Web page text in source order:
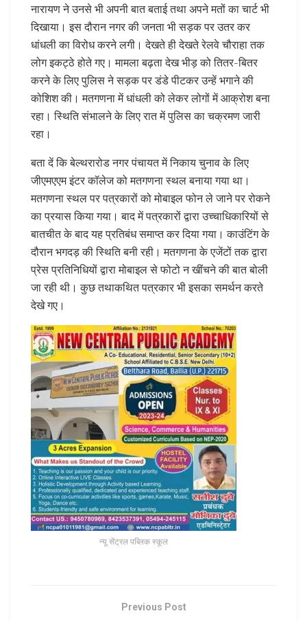
नारायण ने उनसे भी अपनी बात बताई तथा अपने मतों का चार्ट भी
दिखाया। इस दौरान नगर की जनता भी सड़क पर उतर कर
धांधली का विरोध करने लगी। देखते ही देखते रेलवे चौराहा तक
लोग इकट्ठे होते गए। मामला बढ़ता देख भीड़ को तितर-बितर
करने के लिए पुलिस ने सड़क पर डंडे पीटकर उन्हें भगाने की
कोशिश की। मतगणना में धांधली को लेकर लोगों में आक्रोश बना
रहा। स्थिति संभालने के लिए रात में पुलिस का चक्रमण जारी
रहा।
बता दें कि बेल्थरारोड नगर पंचायत में निकाय चुनाव के लिए
जीएमएएम इंटर कॉलेज को मतगणना स्थल बनाया गया था।
मतगणना स्थल पर पत्रकारों को मोबाइल फोन ले जाने पर रोकने
का प्रयास किया गया। बाद में पत्रकारों द्वारा उच्चाधिकारियों से
बातचीत के बाद यह प्रतिबंध समाप्त कर दिया गया। काउंटिंग के
दौरान भगदड़ की स्थिति बनी रही। मतगणना के एजेंटों तक द्वारा
प्रेस प्रतिनिधियों द्वारा मोबाइल से फोटो न खींचने की बात बोली
जा रही थी। कुछ तथाकथित पत्रकार भी इसका समर्थन करते
देखे गए।
न्यू सेंट्रल पब्लिक स्कूल
Previous Post